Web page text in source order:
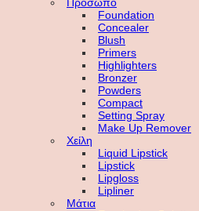
Foundation
Concealer
Blush
Primers
Highlighters
Bronzer
Powders
Compact
Setting Spray
Make Up Remover
Χείλη
Liquid Lipstick
Lipstick
Lipgloss
Lipliner
Μάτια